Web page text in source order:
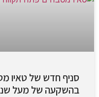
סניף חדש של טאיו
בהשקעה של מעל שני